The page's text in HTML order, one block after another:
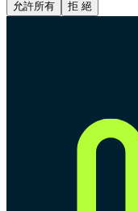
允許所有 拒 絕